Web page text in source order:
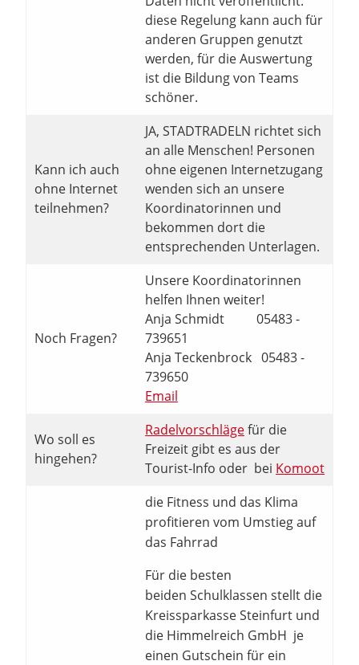
diese Regelung kann auch für
anderen Gruppen genutzt
werden, für die Auswertung
ist die Bildung von Teams
schöner.
Kann ich auch
ohne Internet
teilnehmen?
JA, STADTRADELN richtet sich
an alle Menschen! Personen
ohne eigenen Internetzugang
wenden sich an unsere
Koordinatorinnen und
bekommen dort die
entsprechenden Unterlagen.
Noch Fragen?
Unsere Koordinatorinnen
helfen Ihnen weiter!
Anja Schmidt 05483 -
739651
Anja Teckenbrock 05483 -
739650
Email
Wo soll es
hingehen?
Radelvorschlägefür die
Freizeit gibt es aus der
Tourist-Info oder bei Komoot
die Fitness und das Klima
profitieren vom Umstieg auf
das Fahrrad
Für die besten
beiden Schulklassen stellt die
Kreissparkasse Steinfurt und
die Himmelreich GmbH je
einen Gutschein für ein